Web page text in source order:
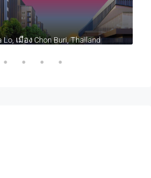
Lo, เมือง Chon Buri, Thailand